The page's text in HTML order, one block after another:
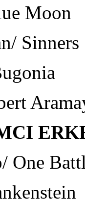
Moon
Sinners
One